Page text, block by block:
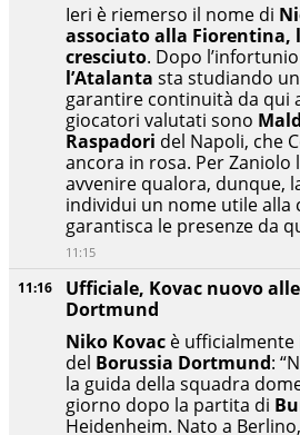
11:16
Ufficiale, Kovac nuovo
Dortmund
Niko Kovac è
del Borussia Dortmund:
la guida della squadra
giorno dopo la partita di
Heidenheim. Nato a
Ieri è riemerso il nome di
associato alla Fiorentina,
cresciuto. Dopo
l’Atalanta sta studiando
garantire continuità da qui
giocatori valutati sono
Raspadori del Napoli, che
ancora in rosa. Per
avvenire qualora, dunque,
individui un nome utile alla
garantisca le presenze da
11:15